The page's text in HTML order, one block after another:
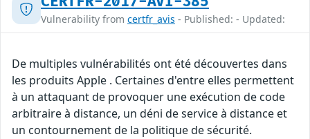
Vulnerability from certfr_avis - Published: - Updated:
De multiples vulnérabilités ont été découvertes dans
les produits Apple . Certaines d'entre elles permettent
à un attaquant de provoquer une exécution de code
arbitraire à distance, un déni de service à distance et
un contournement de la politique de sécurité.